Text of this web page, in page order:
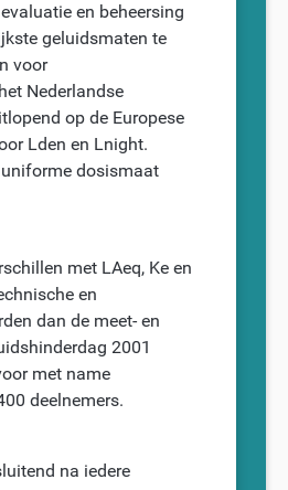
en beheersing
geluidsmaten te
voor
Nederlandse
op de Europese
Lden en Lnight.
dosismaat
met LAeq, Ke en
en
dan de meet- en
2001
met name
deelnemers.
na iedere